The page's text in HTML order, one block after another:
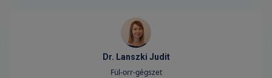
Dr. Lanszki Judit
Fül-orr-gégszet